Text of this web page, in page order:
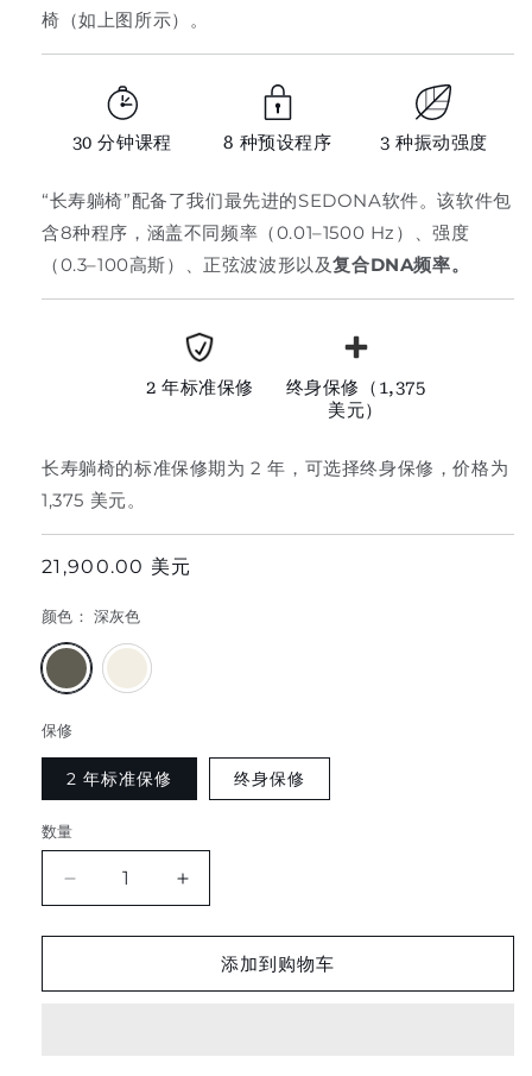
椅（如上图所示）。
30 分钟课程 8 种预设程序 3 种振动强度
“长寿躺椅”配备了我们最先进的SEDONA软件。该软件包
含8种程序，涵盖不同频率（0.01–1500 Hz）、强度
（0.3–100高斯）、正弦波波形以及复合DNA频率。
2 年标准保修
终身保修（1,375
美元）
长寿躺椅的标准保修期为 2 年，可选择终身保修，价格为
1,375 美元。
正
价
格
21,900.00 美元
颜色： 深灰色
变
体
已
完
不
可
用
体
已
不
可
用
保修
2 年标准保修 终身保修
数量
PEMF
增
LOUNGER
PEMF
添加到购物车